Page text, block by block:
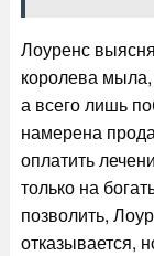
Лоуренс
королева мыла,
а всего лишь
намерена
оплатить
только на
позволить,
отказывается,